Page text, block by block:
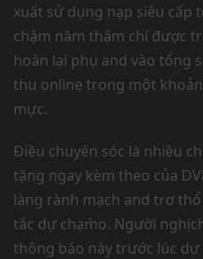
xuất sử dụng nạp siêu cấp
chậm năm thậm chí được
hoàn lại phụ and vào tổng
thu online trong một
mực.
Điều chuyên sóc là nhiều
tặng ngay kèm theo của
làng rành mạch and trơ
tắc dự chạm̀o. Người
thông báo này trước lúc